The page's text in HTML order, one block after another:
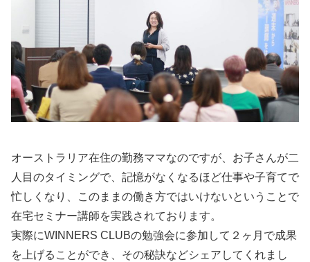
オーストラリア在住の勤務ママなのですが、お子さんが二
人目のタイミングで、記憶がなくなるほど仕事や子育てで
忙しくなり、このままの働き方ではいけないということで
在宅セミナー講師を実践されております。
実際にWINNERS CLUBの勉強会に参加して２ヶ月で成果
を上げることができ、その秘訣などシェアしてくれまし